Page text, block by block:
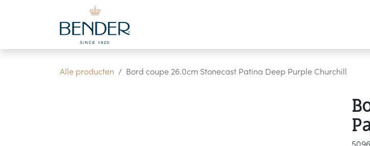
Overslaan naar inhoud
Alle producten Bord coupe 26.0cm Stonecast Patina Deep Purple Churchill